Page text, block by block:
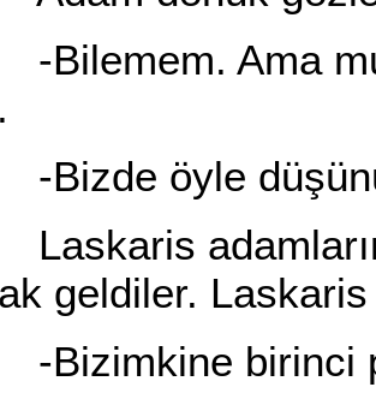
Ama
öyle
geldiler.
birinci